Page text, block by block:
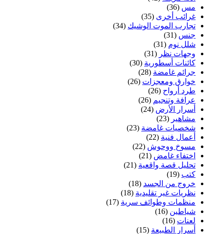
مس (36)
غرائب أخرى (35)
تجارب الموت الوشيك (34)
جنس (31)
شلل نوم (31)
وجهات نظر (31)
كائنات أسطورية (30)
جرائم غامضة (28)
خوارق ومعجزات (26)
طرد أرواح (26)
عرافة وتنجيم (26)
أسرار الأرض (24)
مشاهير (23)
شخصيات غامضة (23)
أعمال فنية (22)
مسوخ ووحوش (22)
اختفاء غامض (21)
تحليل قصة واقعية (21)
كتب (19)
خروج من الجسد (18)
نظريات غير تقليدية (18)
منظمات وطوائف سرية (17)
شياطين (16)
لعنات (16)
أسرار الطبيعة (15)